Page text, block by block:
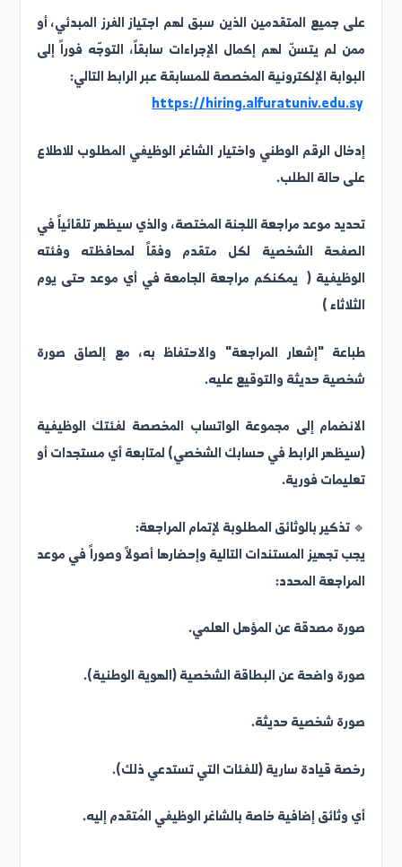
سيُغلق باب البوابة الإلكترونية في نهاية الدوام الرسمي
اليوم، ولن يُنظر في أي طلب يُقدّم بعد هذا التاريخ.
جميع المتقدمين الذين سبق لهم اجتياز الفرز المبدئي، أو
لم يتسنّ لهم إكمال الإجراءات سابقاً، التوجّه فوراً إلى
الإلكترونية المخصصة للمسابقة عبر الرابط التالي:
الرقم الوطني واختيار الشاغر الوظيفي المطلوب للاطلاع
حالة الطلب.
الشخصية لكل متقدم وفقاً لمحافظته وفئته
( يمكنكم مراجعة الجامعة في أي موعد حتى يوم
)
"إشعار المراجعة" والاحتفاظ به، مع إلصاق صورة
إلى مجموعة الواتساب المخصصة لفئتك الوظيفية
الرابط في حسابك الشخصي) لمتابعة أي مستجدات أو
تذكير بالوثائق المطلوبة لإتمام المراجعة:
المحدد:
مصدقة عن المؤهل العلمي.
واضحة عن البطاقة الشخصية (الهوية الوطنية).